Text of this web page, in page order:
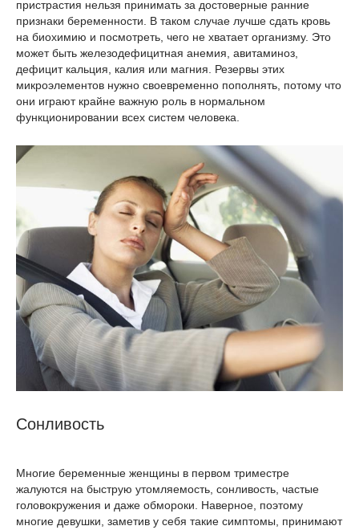
пристрастия нельзя принимать за достоверные ранние
признаки беременности. В таком случае лучше сдать кровь
на биохимию и посмотреть, чего не хватает организму. Это
может быть железодефицитная анемия, авитаминоз,
дефицит кальция, калия или магния. Резервы этих
микроэлементов нужно своевременно пополнять, потому что
они играют крайне важную роль в нормальном
функционировании всех систем человека.
Сонливость
Многие беременные женщины в первом триместре
жалуются на быструю утомляемость, сонливость, частые
головокружения и даже обмороки. Наверное, поэтому
многие девушки, заметив у себя такие симптомы, принимают